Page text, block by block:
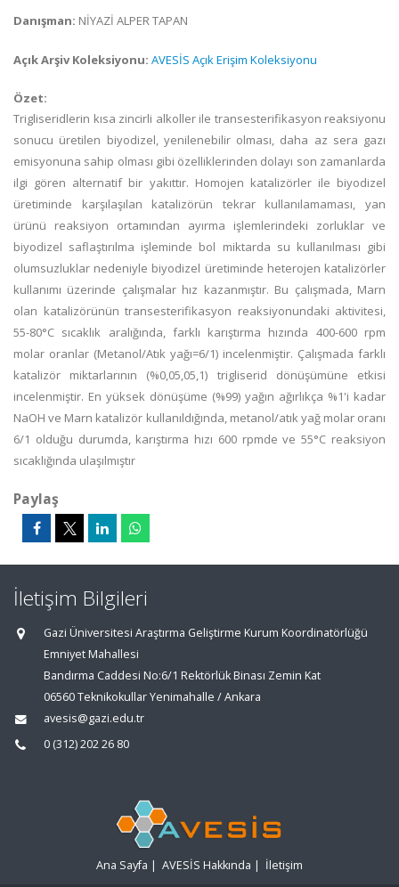
Danışman: NİYAZİ ALPER TAPAN
Açık Arşiv Koleksiyonu: AVESİS Açık Erişim Koleksiyonu
Özet:
Trigliseridlerin kısa zincirli alkoller ile transesterifikasyon reaksiyonu
sonucu üretilen biyodizel, yenilenebilir olması, daha az sera gazı
emisyonuna sahip olması gibi özelliklerinden dolayı son zamanlarda
ilgi gören alternatif bir yakıttır. Homojen katalizörler ile biyodizel
üretiminde karşılaşılan katalizörün tekrar kullanılamaması, yan
ürünü reaksiyon ortamından ayırma işlemlerindeki zorluklar ve
biyodizel saflaştırılma işleminde bol miktarda su kullanılması gibi
olumsuzluklar nedeniyle biyodizel üretiminde heterojen katalizörler
kullanımı üzerinde çalışmalar hız kazanmıştır. Bu çalışmada, Marn
olan katalizörünün transesterifikasyon reaksiyonundaki aktivitesi,
55-80°C sıcaklık aralığında, farklı karıştırma hızında 400-600 rpm
molar oranlar (Metanol/Atık yağı=6/1) incelenmiştir. Çalışmada farklı
katalizör miktarlarının (%0,05,05,1) trigliserid dönüşümüne etkisi
incelenmiştir. En yüksek dönüşüme (%99) yağın ağırlıkça %1'i kadar
NaOH ve Marn katalizör kullanıldığında, metanol/atık yağ molar oranı
6/1 olduğu durumda, karıştırma hızı 600 rpmde ve 55°C reaksiyon
sıcaklığında ulaşılmıştır
Paylaş
İletişim Bilgileri
Gazi Üniversitesi Araştırma Geliştirme Kurum Koordinatörlüğü
Emniyet Mahallesi
Bandırma Caddesi No:6/1 Rektörlük Binası Zemin Kat
06560 Teknikokullar Yenimahalle / Ankara
avesis@gazi.edu.tr
0 (312) 202 26 80
Ana Sayfa | AVESİS Hakkında | İletişim